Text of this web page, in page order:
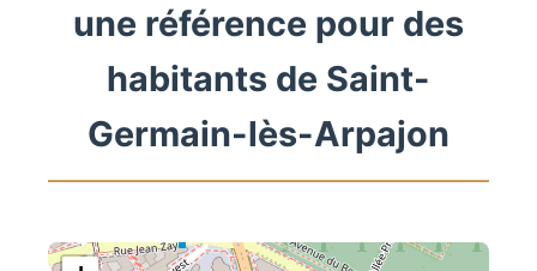
une référence pour des
habitants de Saint-
Germain-lès-Arpajon